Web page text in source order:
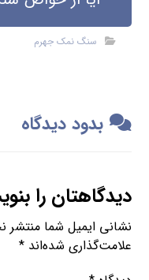
سنگ نمک جهرم
بدود دیدگاه
دیدگاهتان را
نشانی ایمیل شما منتشر
علامت‌گذاری شده‌اند*